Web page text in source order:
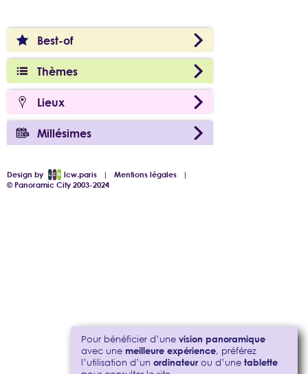
Best-of
Thèmes
Lieux
Millésimes
Design by lcw.paris |Mentions légales |
© Panoramic City 2003-2024
Pour bénéficier d’une vision panoramique
avec une meilleure expérience, préférez
l’utilisation d’un ordinateurou d’une tablette